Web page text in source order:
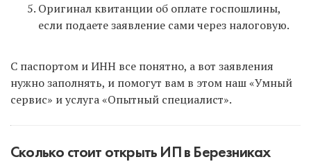
Оригинал квитанции об оплате госпошлины,
если подаете заявление сами через налоговую.
С паспортом и ИНН все понятно, а вот заявления
нужно заполнять, и помогут вам в этом наш «Умный
сервис» и услуга «Опытный специалист».
Сколько стоит открыть ИП в Березниках